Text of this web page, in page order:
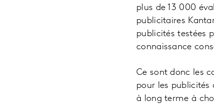
plus de 13 000
publicitaires
publicités testées
connaissance
Ce sont donc les
pour les publicités
à long terme à